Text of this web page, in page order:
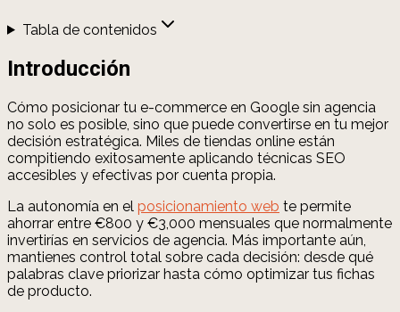
Tabla de contenidos
Introducción
Cómo posicionar tu e-commerce en Google sin agencia
no solo es posible, sino que puede convertirse en tu mejor
decisión estratégica. Miles de tiendas online están
compitiendo exitosamente aplicando técnicas SEO
accesibles y efectivas por cuenta propia.
La autonomía en el posicionamiento web te permite
ahorrar entre €800 y €3,000 mensuales que normalmente
invertirías en servicios de agencia. Más importante aún,
mantienes control total sobre cada decisión: desde qué
palabras clave priorizar hasta cómo optimizar tus fichas
de producto.